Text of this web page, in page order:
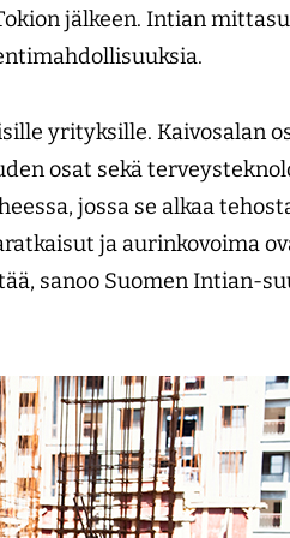
jälkeen. Intian
yrityksille. Kaivosalan
osat sekä
jossa se alkaa
ja aurinkovoima
sanoo Suomen Intian-